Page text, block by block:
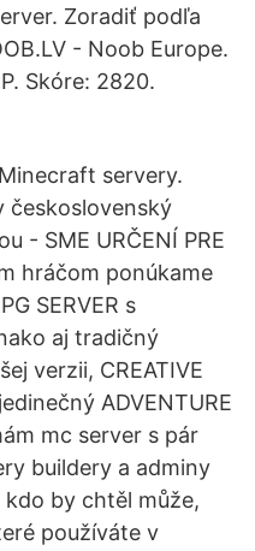
Zoradiť podľa
- Noob Europe.
Skóre: 2820.
servery.
- SME URČENÍ PRE
hráčom ponúkame
SERVER s
aj tradičný
verzii, CREATIVE
ADVENTURE
mc server s pár
buildery a adminy
kdo by chtěl může,
používáte v